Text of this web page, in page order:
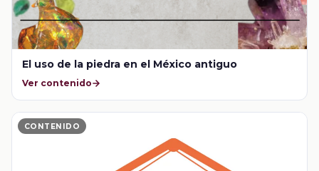
El uso de la piedra en el México antiguo
Ver contenido
CONTENIDO